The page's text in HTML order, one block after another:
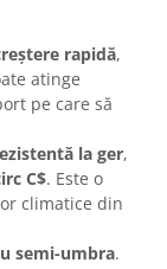
rapidă,
atinge
pe care să
la ger,
C$. Este o
climatice din
semi-umbra.